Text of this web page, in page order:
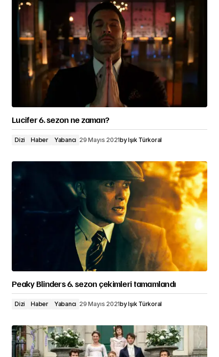
Lucifer 6. sezon ne zaman?
Dizi Haber Yabancı 29 Mayıs 2021byIşık Türkoral
Peaky Blinders 6. sezon çekimleri tamamlandı
Dizi Haber Yabancı 29 Mayıs 2021byIşık Türkoral